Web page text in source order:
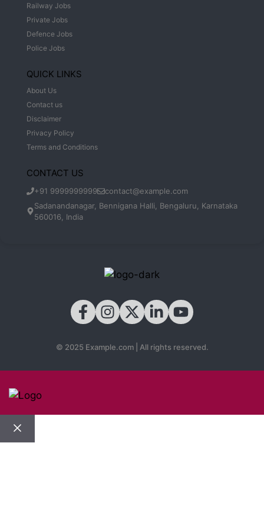
Railway Jobs
Private Jobs
Defence Jobs
Police Jobs
QUICK LINKS
About Us
Contact us
Disclaimer
Privacy Policy
Terms and Conditions
CONTACT US
+91 9999999999
contact@example.com
Sadanandanagar, Bennigana Halli, Bengaluru, Karnataka
560016, India
© 2025 Example.com | All rights reserved.
Close